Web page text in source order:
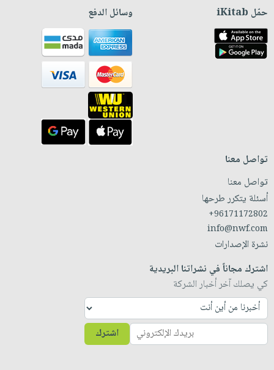
حمّل iKitab وسائل الدفع
تواصل معنا
تواصل معنا
أسئلة يتكرر طرحها
+96171172802
info@nwf.com
نشرة الإصدارات
اشترك مجاناً في نشراتنا البريدية
كي يصلك آخر أخبار الشركة
اشترك